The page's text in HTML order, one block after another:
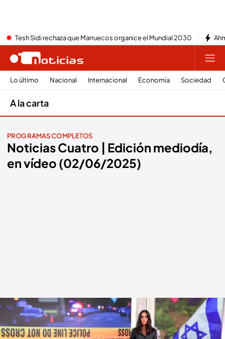
Tesh Sidi rechaza que Marruecos organice el Mundial 2030
Lo último Nacional Internacional Economía Sociedad
A la carta
PROGRAMAS COMPLETOS
Noticias Cuatro | Edición mediodía,
en vídeo (02/06/2025)
Las noticias, de la mano de Alba Lago
Redacción digital Noticias Cuatro